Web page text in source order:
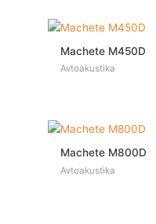
Machete M450D
Avtoakustika
Machete M800D
Avtoakustika